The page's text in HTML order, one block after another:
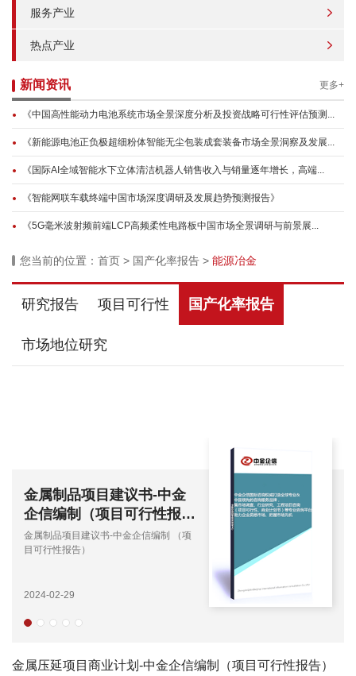
服务产业
热点产业
新闻资讯 更多+
《中国高性能动力电池系统市场全景深度分析及投资战略可行性评估预测...
《新能源电池正负极超细粉体智能无尘包装成套装备市场全景洞察及发展...
《国际AI全域智能水下立体清洁机器人销售收入与销量逐年增长，高端...
《智能网联车载终端中国市场深度调研及发展趋势预测报告》
《5G毫米波射频前端LCP高频柔性电路板中国市场全景调研与前景展...
您当前的位置： 首页 > 国产化率报告 > 能源冶金
研究报告 项目可行性 国产化率报告
市场地位研究
煤炭项目建议书-中金企信
编制（项目可行性报告）
煤炭项目建议书-中金企信编制 （项目可
行性报告）
2023-12-04
金属压延项目商业计划-中金企信编制（项目可行性报告）